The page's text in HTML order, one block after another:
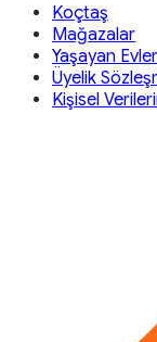
Koçtaş
Mağazalar
Yaşayan
Üyelik
Kişisel